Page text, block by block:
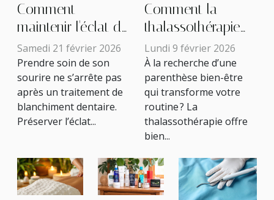
Comment
maintenir l'éclat de
vos dents après
un blanchiment ?
Samedi 21 février 2026
Prendre soin de son
sourire ne s’arrête pas
après un traitement de
blanchiment dentaire.
Préserver l’éclat...
Comment la
thalassothérapie
peut revitaliser
votre quotidien ?
Lundi 9 février 2026
À la recherche d’une
parenthèse bien-être
qui transforme votre
routine ? La
thalassothérapie offre
bien...